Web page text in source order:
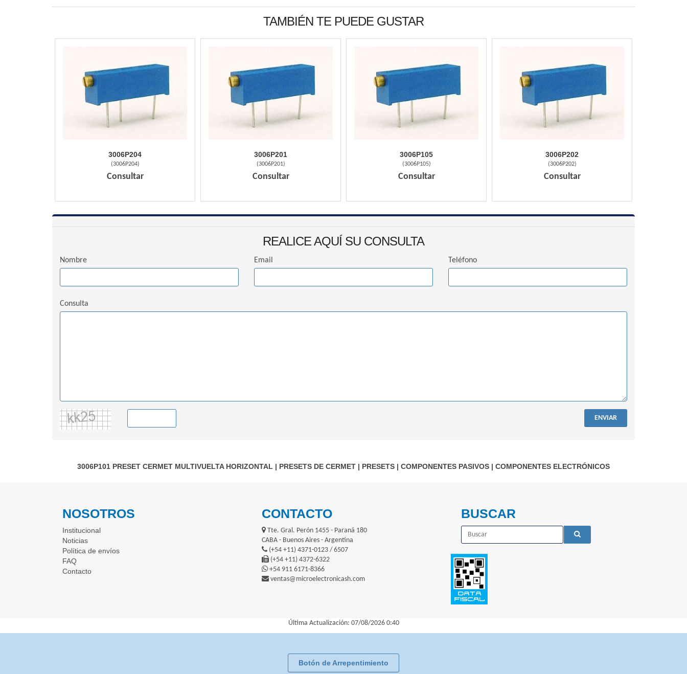
TAMBIÉN TE PUEDE GUSTAR
3006P204
(3006P204)
Consultar
3006P201
(3006P201)
Consultar
3006P105
(3006P105)
Consultar
3006P202
(3006P202)
Consultar
REALICE AQUÍ SU CONSULTA
Nombre Email Teléfono
Consulta
ENVIAR
3006P101 PRESET CERMET MULTIVUELTA HORIZONTAL | PRESETS DE CERMET | PRESETS | COMPONENTES PASIVOS | COMPONENTES ELECTRÓNICOS
NOSOTROS
Institucional
Noticias
Política de envíos
FAQ
Contacto
CONTACTO
Tte. Gral. Perón 1455 - Paraná 180
CABA - Buenos Aires - Argentina
(+54 +11) 4371-0123 / 6507
(+54 +11) 4372-6322
+54 911 6171-8366
ventas@microelectronicash.com
BUSCAR
Última Actualización: 07/08/2026 0:40
Botón de Arrepentimiento